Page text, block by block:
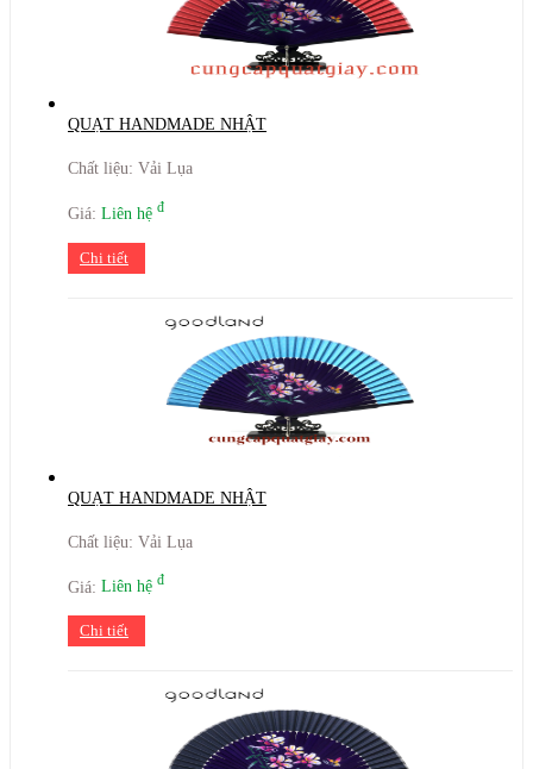
QUẠT HANDMADE NHẬT
Chất liệu: Vải Lụa
Giá: Liên hệ đ
Chi tiết
QUẠT HANDMADE NHẬT
Chất liệu: Vải Lụa
Giá: Liên hệ đ
Chi tiết